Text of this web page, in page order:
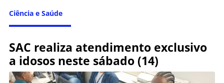
Ciência e Saúde
SAC realiza atendimento exclusivo
a idosos neste sábado (14)